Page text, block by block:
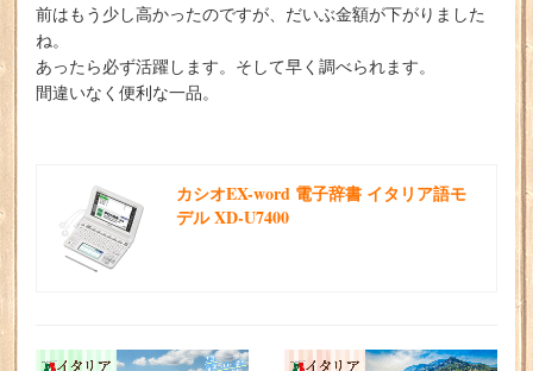
前はもう少し高かったのですが、だいぶ金額が下がりました
ね。
あったら必ず活躍します。そして早く調べられます。
間違いなく便利な一品。
カシオEX-word 電子辞書 イタリア語モ
デル XD-U7400